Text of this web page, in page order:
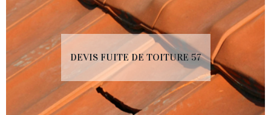
DEVIS FUITE DE TOITURE 57